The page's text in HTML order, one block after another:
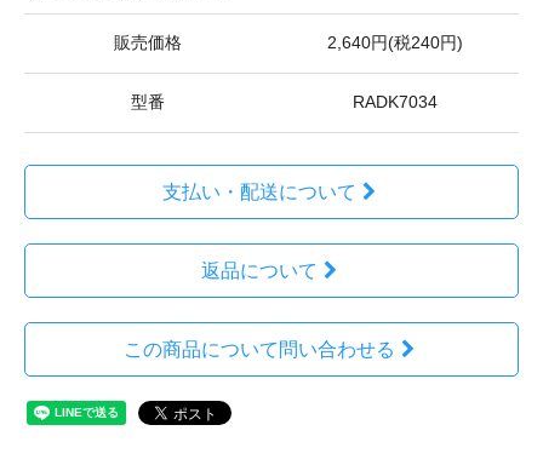
販売価格 2,640円(税240円)
型番 RADK7034
支払い・配送について
返品について
この商品について問い合わせる